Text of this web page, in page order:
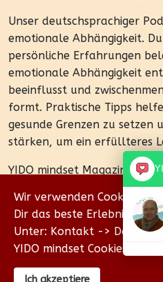
Unser deutschsprachiger
emotionale Abhängigkeit.
persönliche Erfahrungen
emotionale Abhängigkeit
beeinflusst und
formt. Praktische Tipps
gesunde Grenzen zu setzen
stärken, um ein erfüllteres
YIDO mindset Magazin -
Details
02. April 2026
© {2018-2026}
Wir verwenden Cookies,
Dir das beste Erlebnis auf
Unter: Kontakt ->
YIDO mindset Cookies
Ich akzeptiere